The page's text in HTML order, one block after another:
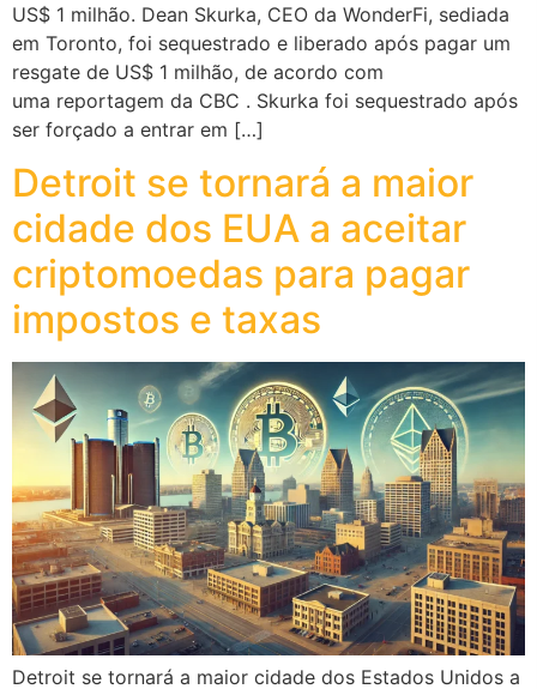
US$ 1 milhão. Dean Skurka, CEO da WonderFi, sediada
em Toronto, foi sequestrado e liberado após pagar um
resgate de US$ 1 milhão, de acordo com
uma reportagem da CBC . Skurka foi sequestrado após
ser forçado a entrar em […]
Detroit se tornará a maior
cidade dos EUA a aceitar
criptomoedas para pagar
impostos e taxas
Detroit se tornará a maior cidade dos Estados Unidos a